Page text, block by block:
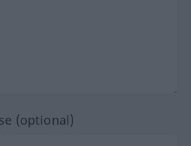
(optional)